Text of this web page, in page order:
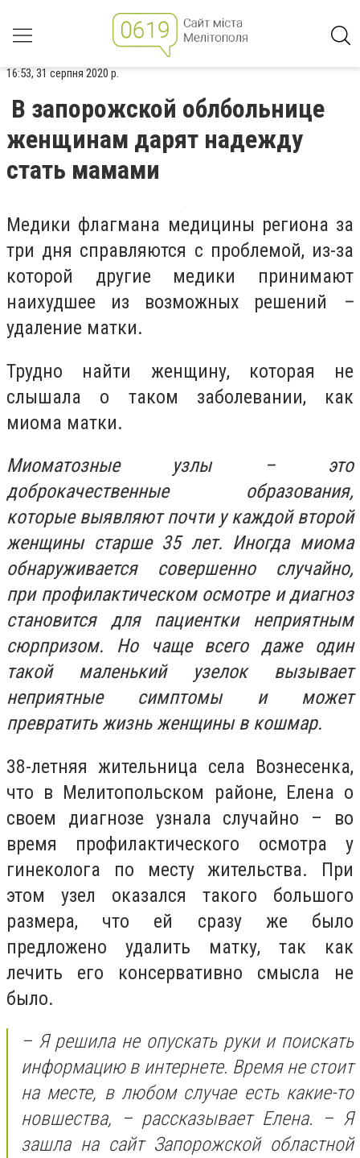
16:53, 31 серпня 2020 р.
В запорожской облбольнице
женщинам дарят надежду
стать мамами
Медики флагмана медицины региона за
три дня справляются с проблемой, из-за
которой другие медики принимают
наихудшее из возможных решений
–
удаление матки.
Трудно найти женщину, которая не
слышала о таком заболевании, как
миома матки.
Миоматозные узлы– это
доброкачественные образования,
которые выявляют почти у каждой второй
женщины старше 35 лет. Иногда миома
обнаруживается совершенно случайно,
при профилактическом осмотре и диагноз
становится для пациентки неприятным
сюрпризом. Но чаще всего даже один
такой маленький узелок вызывает
неприятные симптомы и может
превратить жизнь женщины в кошмар.
38-летняя жительница села Вознесенка,
что в Мелитопольском районе, Елена о
своем диагнозе узнала случайно – во
время профилактического осмотра у
гинеколога по месту жительства. При
этом узел оказался такого большого
размера, что ей сразу же было
предложено удалить матку, так как
лечить его консервативно смысла не
было.
– Я решила не опускать руки и поискать
информацию в интернете. Время не стоит
на месте, в любом случае есть какие-то
новшества, – рассказывает Елена. – Я
зашла на сайт Запорожской областной